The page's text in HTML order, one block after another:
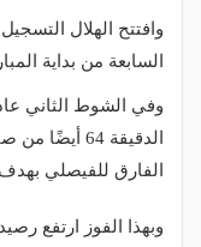
وافتتح الهلال
السابعة من بداية
وفي الشوط الثاني
الدقيقة 64
الفارق للفيصلي بهدف